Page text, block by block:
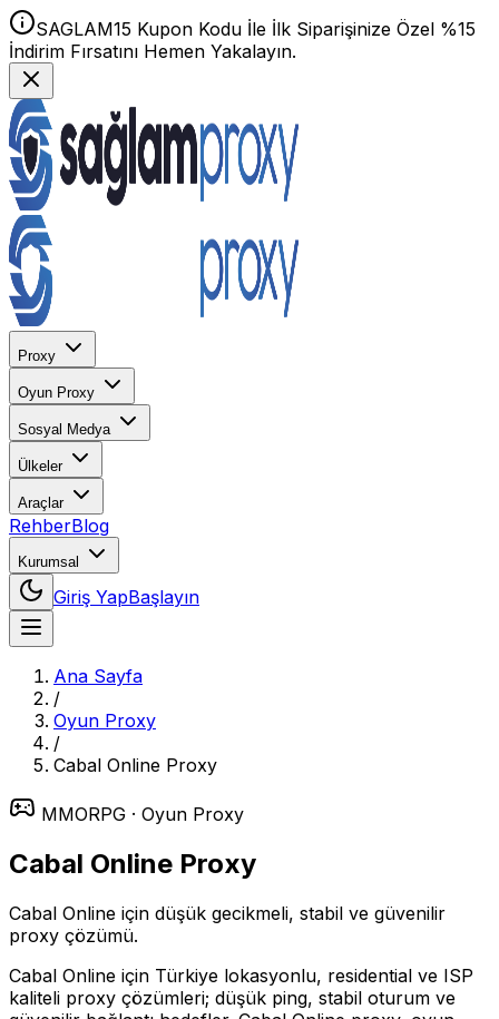
SAGLAM15 Kupon Kodu İle İlk Siparişinize Özel %15
İndirim Fırsatını Hemen Yakalayın.
Proxy
Oyun Proxy
Sosyal Medya
Ülkeler
Araçlar
RehberBlog
Kurumsal
Giriş YapBaşlayın
Ana Sayfa
/
Oyun Proxy
/
Cabal Online Proxy
MMORPG · Oyun Proxy
Cabal Online Proxy
Cabal Online için düşük gecikmeli, stabil ve güvenilir
proxy çözümü.
Cabal Online için Türkiye lokasyonlu, residential ve ISP
kaliteli proxy çözümleri; düşük ping, stabil oturum ve